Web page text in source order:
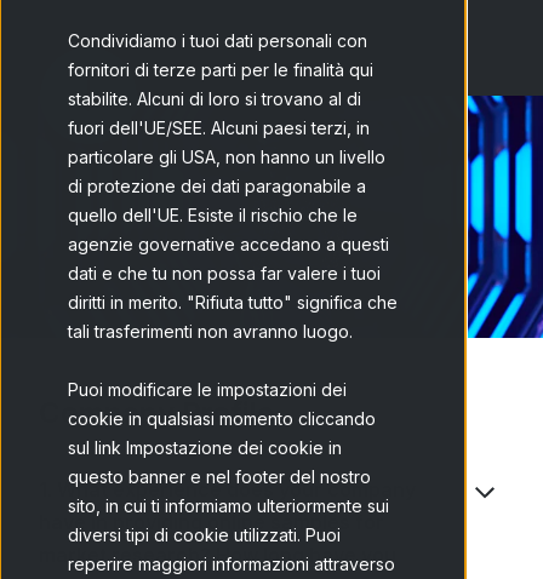
Condividiamo i tuoi dati personali con
fornitori di terze parti per le finalità qui
stabilite. Alcuni di loro si trovano al di
fuori dell'UE/SEE. Alcuni paesi terzi, in
particolare gli USA, non hanno un livello
di protezione dei dati paragonabile a
quello dell'UE. Esiste il rischio che le
agenzie governative accedano a questi
dati e che tu non possa far valere i tuoi
diritti in merito. "Rifiuta tutto" significa che
tali trasferimenti non avranno luogo.
Puoi modificare le impostazioni dei
cookie in qualsiasi momento cliccando
sul link Impostazione dei cookie in
questo banner e nel footer del nostro
sito, in cui ti informiamo ulteriormente sui
diversi tipi di cookie utilizzati. Puoi
reperire maggiori informazioni attraverso
Company Profile
1. What experience does your company
have in providing online samples for
market research? How long have you